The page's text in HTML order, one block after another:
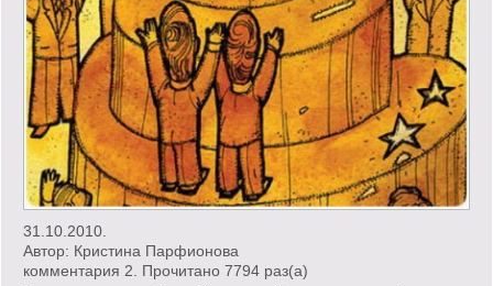
31.10.2010.
Автор: Кристина Парфионова
комментария 2. Прочитано 7794 раз(a)